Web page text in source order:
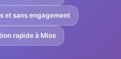
et sans engagement
rapide à Mios